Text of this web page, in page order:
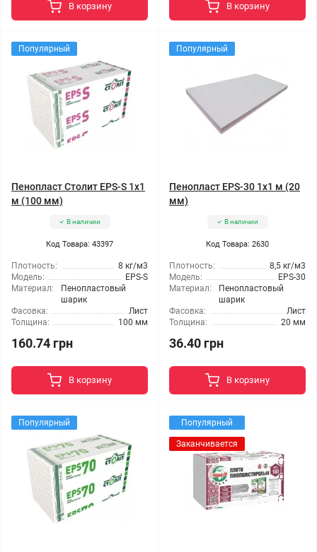
В корзину В корзину
Популярный
Пенопласт Столит EPS-S 1x1
м (100 мм)
В наличии
Код Товара: 43397
Плотность:
8 кг/м3
Модель:
EPS-S
Материал:
Пенопластовый
шарик
Фасовка:
Лист
Толщина:
100 мм
160.74 грн
В корзину
Популярный
Пенопласт EPS-30 1x1 м (20
мм)
В наличии
Код Товара: 2630
Плотность:
8,5 кг/м3
Модель:
EPS-30
Материал:
Пенопластовый
шарик
Фасовка:
Лист
Толщина:
20 мм
36.40 грн
В корзину
Популярный Популярный
Заканчивается